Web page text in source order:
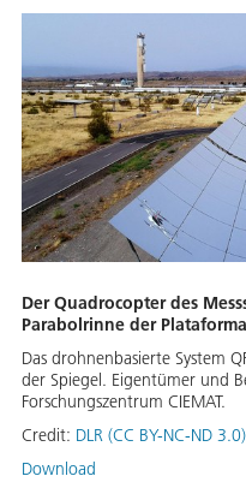
Der Quadrocopter des
Parabolrinne der
Das drohnenbasierte System
der Spiegel. Eigentümer und
Forschungszentrum CIEMAT.
Credit: DLR (CC BY-NC-ND 3.0)
Download